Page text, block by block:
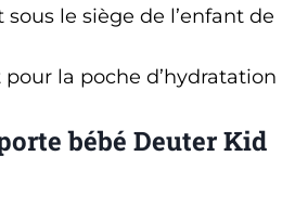
le siège de l’enfant de
la poche d’hydratation
bébé Deuter Kid